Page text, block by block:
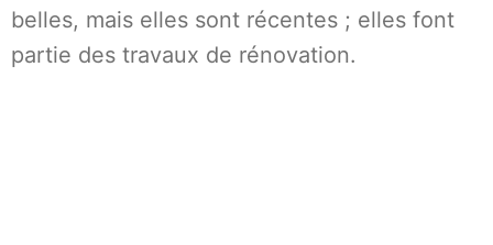
belles, mais elles sont récentes ; elles font
partie des travaux de rénovation.